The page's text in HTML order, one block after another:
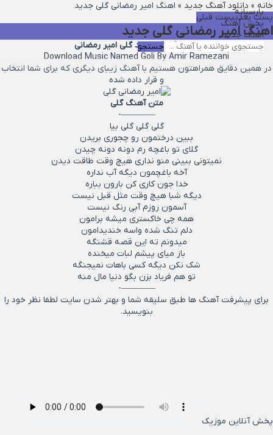
پارسیانه
پخش آهنگ
آهنگ جدید
جستجو
خانه » دانلود آهنگ جدید » اهنگ امیر رمضانی گلی جدید
پست بعدیپست قبلی
اهنگ امیر رمضانی گلی جدید
دانلود آهنگ جدید گلی امیر رمضانی
Download Music Named Goli By Amir Ramezani
در همین دقایق همراهتون هستیم با آهنگ زیبای دیگری که برای شما انتخاب
و قرار داده شده
متن آهنگ گلی
————-
گلی گلی گلی بیا
ببین درختمون رو چجوری بریدن
گلای تو باغچه رم دونه دونه چیدن
نمیتونی ببینی منو نداری هیچ وقت طاقت دیدن
آخه باغچمون دیگه آب نداره
خدا جون کاری کن بارون بباره
دیگه شبا هیچ وقت مثل قبل نیست
آسمون روزم آبی رنگ نیست
همه چی خاکستری میشه برامون
دلم تنگ شده واسه خندیدامون
میدونم ته این قصه قشنگه
باز میای پیشم لبات میخنده
شک نکن دیگه کسی باهات نمیجنگه
تو هم فریاد بزن بگو دنیا مال منه
————-
برای پیشرفت آهنگ ها طبق سلیقه شما و بهتر شدن سایت لطفا نظر خود را
بنویسید.
پخش آنلاین موزیک